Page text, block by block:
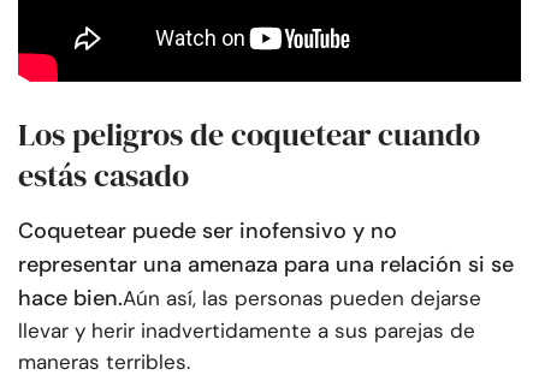
Los peligros de coquetear cuando
estás casado
Coquetear puede ser inofensivo y no
representar una amenaza para una relación si se
hace bien.Aún así, las personas pueden dejarse
llevar y herir inadvertidamente a sus parejas de
maneras terribles.